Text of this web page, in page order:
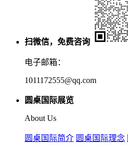
扫微信，免费咨询
电子邮箱：
1011172555@qq.com
圆桌国际展览
About Us
圆桌国际简介 圆桌国际理念